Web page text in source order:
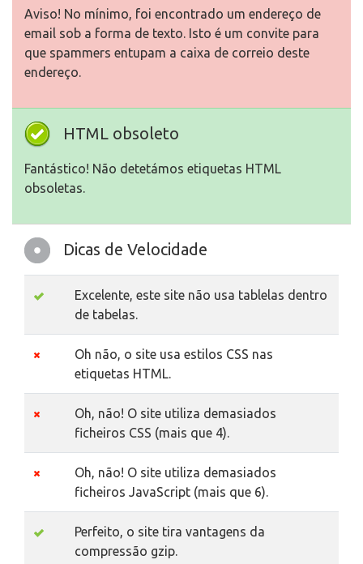
Aviso! No mínimo, foi encontrado um endereço de
email sob a forma de texto. Isto é um convite para
que spammers entupam a caixa de correio deste
endereço.
HTML obsoleto
Fantástico! Não detetámos etiquetas HTML
obsoletas.
Dicas de Velocidade
Excelente, este site não usa tablelas dentro
de tabelas.
Oh não, o site usa estilos CSS nas
etiquetas HTML.
Oh, não! O site utiliza demasiados
ficheiros CSS (mais que 4).
Oh, não! O site utiliza demasiados
ficheiros JavaScript (mais que 6).
Perfeito, o site tira vantagens da
compressão gzip.